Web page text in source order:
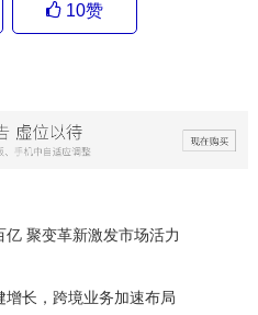
10赞
聚变革新激发市场活力
长，跨境业务加速布局